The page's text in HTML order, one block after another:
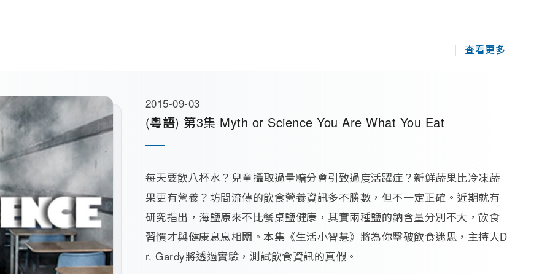
查看更多
2015-09-03
(粵語) 第3集 Myth or Science You Are What You Eat
每天要飲八杯水？兒童攝取過量糖分會引致過度活躍症？新鮮蔬果比冷凍蔬
果更有營養？坊間流傳的飲食營養資訊多不勝數，但不一定正確。近期就有
研究指出，海鹽原來不比餐桌鹽健康，其實兩種鹽的鈉含量分別不大，飲食
習慣才與健康息息相關。本集《生活小智慧》將為你擊破飲食迷思，主持人D
r. Gardy將透過實驗，測試飲食資訊的真假。